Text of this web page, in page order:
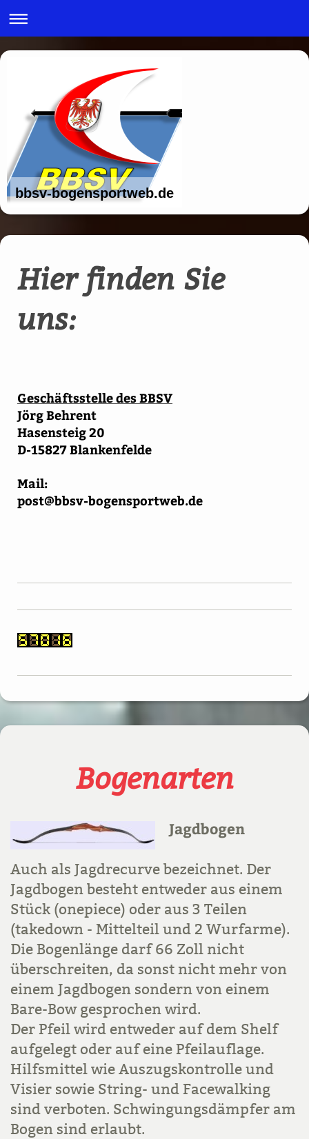
bbsv-bogensportweb.de
Hier finden Sie
uns:
Geschäftsstelle des BBSV
Jörg Behrent
Hasensteig 20
D-15827 Blankenfelde
Mail:
post@bbsv-bogensportweb.de
Bogenarten
Jagdbogen
Auch als Jagdrecurve bezeichnet. Der
Jagdbogen besteht entweder aus einem
Stück (onepiece) oder aus 3 Teilen
(takedown - Mittelteil und 2 Wurfarme).
Die Bogenlänge darf 66 Zoll nicht
überschreiten, da sonst nicht mehr von
einem Jagdbogen sondern von einem
Bare-Bow gesprochen wird.
Der Pfeil wird entweder auf dem Shelf
aufgelegt oder auf eine Pfeilauflage.
Hilfsmittel wie Auszugskontrolle und
Visier sowie String- und Facewalking
sind verboten. Schwingungsdämpfer am
Bogen sind erlaubt.